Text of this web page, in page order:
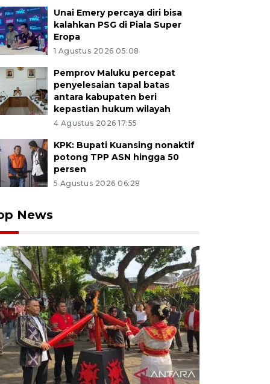
Unai Emery percaya diri bisa
kalahkan PSG di Piala Super
Eropa
1 Agustus 2026 05:08
Pemprov Maluku percepat
penyelesaian tapal batas
antara kabupaten beri
kepastian hukum wilayah
4 Agustus 2026 17:55
KPK: Bupati Kuansing nonaktif
potong TPP ASN hingga 50
persen
5 Agustus 2026 06:28
News